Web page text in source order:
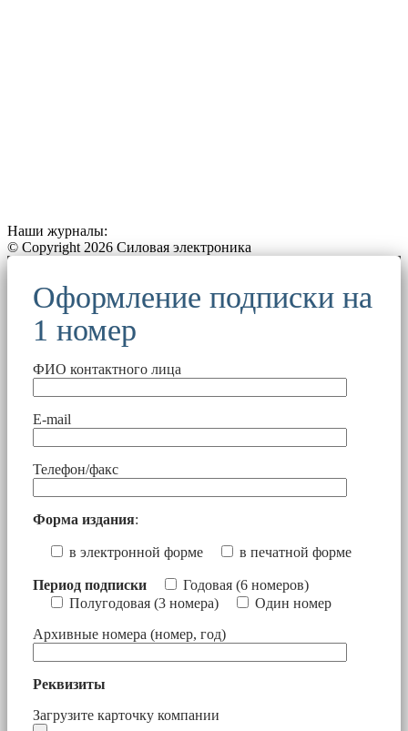
Наши журналы:
© Copyright 2026 Силовая электроника
Оформление подписки на
1 номер
ФИО контактного лица
E-mail
Телефон/факс
Форма издания:
в электронной форме в печатной форме
Период подписки
Годовая (6 номеров)
Полугодовая (3 номера)
Один номер
Архивные номера (номер, год)
Реквизиты
Загрузите карточку компании